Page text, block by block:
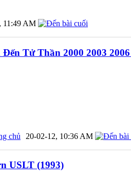
11:49 AM
Tử Thần 2000 2003 2006
chủ 20-02-12, 10:36 AM
USLT (1993)